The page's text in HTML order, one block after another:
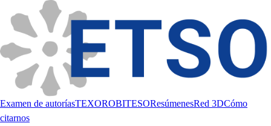
Examen de autoríasTEXOROBITESOResúmenesRed 3DCómo
citarnos